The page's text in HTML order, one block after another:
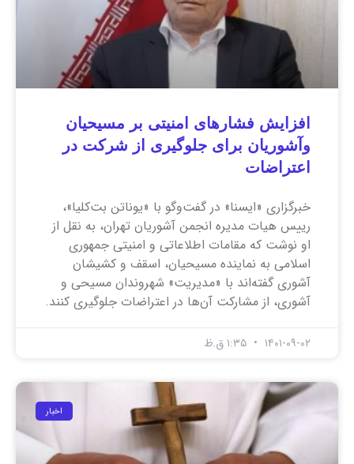
افزایش فشارهای امنیتی بر مسیحیان
وآشوریان برای جلوگیری از شرکت در
اعتراضات
خبرگزاری «ایسنا» در گفت‌وگو با «یوناتن بت‌کلیا»،
رییس هیات مدیره انجمن آشوریان تهران، به نقل از
او نوشت که مقامات اطلاعاتی و امنیتی جمهوری
اسلامی به نماینده مسیحیان، اسقف و کشیشان
آشوری گفته‌اند با «مدیریت» شهروندان مسیحی و
آشوری، از مشارکت آن‌ها در اعتراضات جلوگیری کنند.
۱۴۰۱-۰۹-۰۲
اخبار